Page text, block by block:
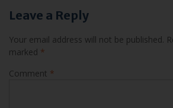
Your email address will not be published.
Comment